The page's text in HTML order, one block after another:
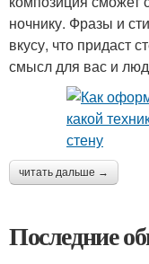
ночнику. Фразы и
вкусу, что придаст
смысл для вас и
читать дальше →
Последние